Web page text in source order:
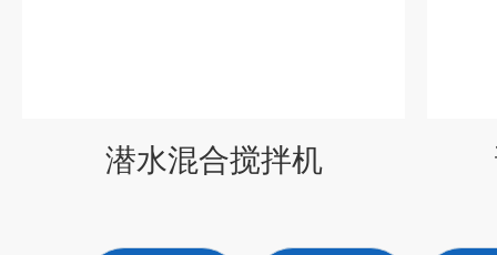
潜水混合搅拌机